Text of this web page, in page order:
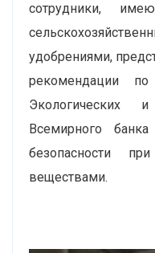
сотрудники,
удобрениями,
рекомендации
Экологических
Всемирного
безопасности
веществами.